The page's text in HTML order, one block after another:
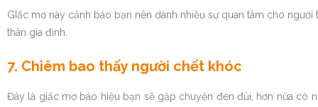
GIấc mơ này cảnh báo bạn nên dành nhiều sự quan tâm cho
thân gia đình.
7. Chiêm bao thấy người chết khóc
Đây là giấc mơ báo hiệu bạn sẽ gặp chuyện đen đủi, hơn nữa có